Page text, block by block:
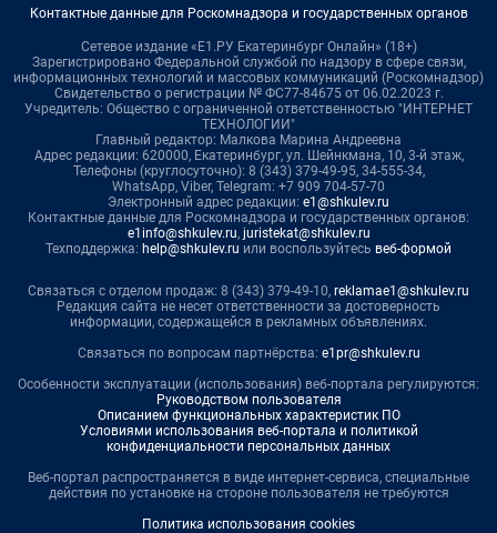
Контактные данные для Роскомнадзора и государственных органов
Сетевое издание «Е1.РУ Екатеринбург Онлайн» (18+)
Зарегистрировано Федеральной службой по надзору в сфере связи,
информационных технологий и массовых коммуникаций (Роскомнадзор)
Свидетельство о регистрации № ФС77-84675 от 06.02.2023 г.
Учредитель: Общество с ограниченной ответственностью "ИНТЕРНЕТ
ТЕХНОЛОГИИ"
Главный редактор: Малкова Марина Андреевна
Адрес редакции: 620000, Екатеринбург, ул. Шейнкмана, 10, 3-й этаж,
Телефоны (круглосуточно): 8 (343) 379-49-95, 34-555-34,
WhatsApp, Viber, Telegram: +7 909 704-57-70
Электронный адрес редакции: e1@shkulev.ru
Контактные данные для Роскомнадзора и государственных органов:
e1info@shkulev.ru, juristekat@shkulev.ru
Техподдержка: help@shkulev.ru или воспользуйтесь веб-формой
Связаться с отделом продаж: 8 (343) 379-49-10, reklamae1@shkulev.ru
Редакция сайта не несет ответственности за достоверность
информации, содержащейся в рекламных объявлениях.
Связаться по вопросам партнёрства: e1pr@shkulev.ru
Особенности эксплуатации (использования) веб-портала регулируются:
Руководством пользователя
Описанием функциональных характеристик ПО
Условиями использования веб-портала и политикой
конфиденциальности персональных данных
Веб-портал распространяется в виде интернет-сервиса, специальные
действия по установке на стороне пользователя не требуются
Политика использования cookies